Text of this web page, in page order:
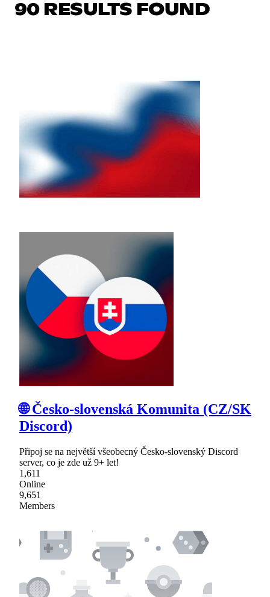
90 RESULTS FOUND
🌐 Česko-slovenská Komunita (CZ/SK
Discord)
Připoj se na největší všeobecný Česko-slovenský Discord
server, co je zde už 9+ let!
1,611
Online
9,651
Members